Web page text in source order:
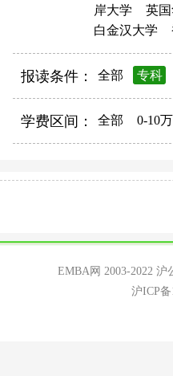
岸大学
英
白金汉大学
报读条件： 全部 专科
学费区间： 全部 0-10万
EMBA网 2003-2022 沪
沪ICP备